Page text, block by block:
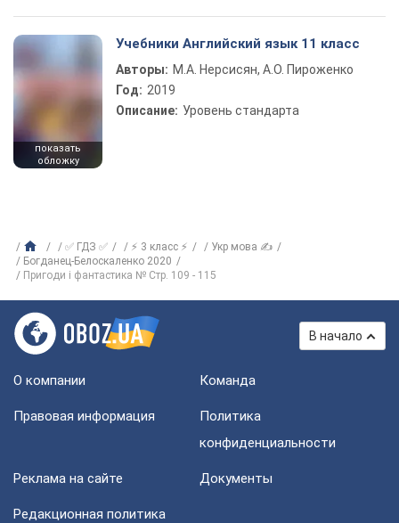
показать
обложку
Учебники Английский язык 11 класс
Авторы: М.А. Нерсисян, А.О. Пироженко
Год: 2019
Описание: Уровень стандарта
✅ ГДЗ ✅ ⚡ 3 класс ⚡
Укр мова ✍
Богданец-Белоскаленко 2020
Пригоди і фантастика № Стр. 109 - 115
В начало
О компании Команда
Правовая информация
Политика
конфиденциальности
Реклама на сайте Документы
Редакционная политика